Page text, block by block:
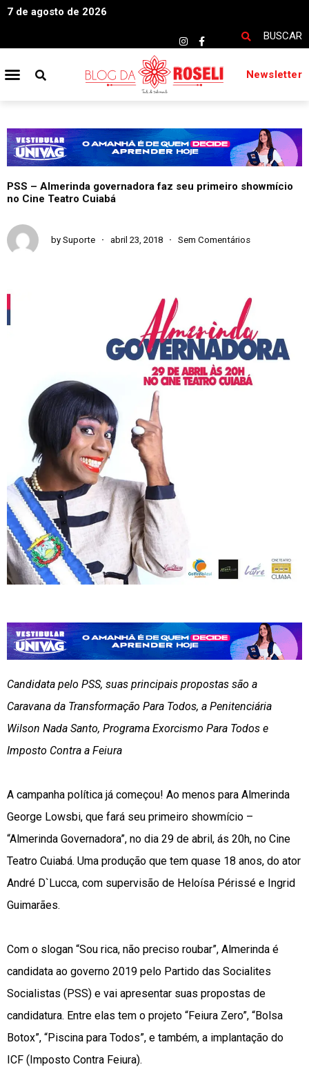
7 de agosto de 2026
BUSCAR
Newsletter
PSS – Almerinda governadora faz seu primeiro showmício
no Cine Teatro Cuiabá
by Suporte abril 23, 2018 Sem Comentários
Candidata pelo PSS, suas principais propostas são a
Caravana da Transformação Para Todos, a Penitenciária
Wilson Nada Santo, Programa Exorcismo Para Todos e
Imposto Contra a Feiura
A campanha política já começou! Ao menos para Almerinda
George Lowsbi, que fará seu primeiro showmício –
“Almerinda Governadora”, no dia 29 de abril, ás 20h, no Cine
Teatro Cuiabá. Uma produção que tem quase 18 anos, do ator
André D`Lucca, com supervisão de Heloísa Périssé e Ingrid
Guimarães.
Com o slogan “Sou rica, não preciso roubar”, Almerinda é
candidata ao governo 2019 pelo Partido das Socialites
Socialistas (PSS) e vai apresentar suas propostas de
candidatura. Entre elas tem o projeto “Feiura Zero”, “Bolsa
Botox”, “Piscina para Todos”, e também, a implantação do
ICF (Imposto Contra Feiura).